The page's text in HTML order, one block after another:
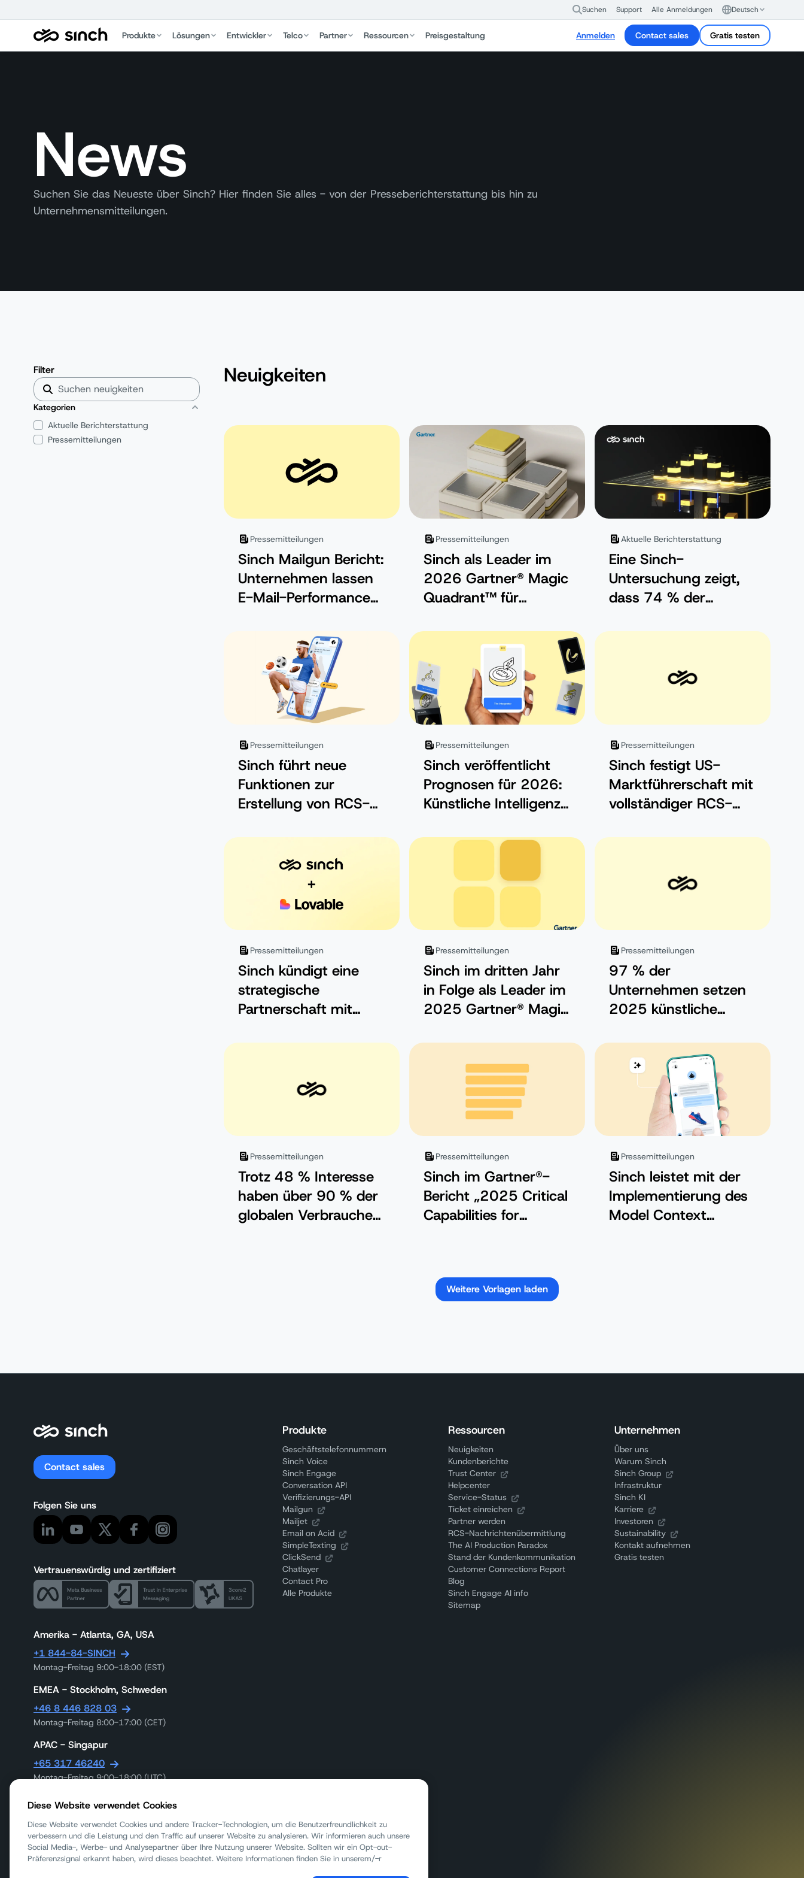
Suchen Support Alle Anmeldungen Deutsch
Produkte Lösungen Entwickler Telco Partner Ressourcen Preisgestaltung Anmelden Contact sales Gratis testen
News
Suchen Sie das Neueste über Sinch? Hier finden Sie alles - von der Presseberichterstattung bis hin zu
Unternehmensmitteilungen.
Filter
Kategorien
Aktuelle Berichterstattung
Pressemitteilungen
Neuigkeiten
Pressemitteilungen
Sinch Mailgun Bericht:
Unternehmen lassen
E-Mail-Performance
Pressemitteilungen
Sinch als Leader im
2026 Gartner® Magic
Quadrant™ für
orm als Service
ausgezeichnet
Aktuelle Berichterstattung
Eine Sinch-
Untersuchung zeigt,
dass 74 % der
Agenten mit
Pressemitteilungen
Sinch führt neue
Funktionen zur
Erstellung von RCS-
Sinch-Engage-
Plattform ein
Pressemitteilungen
Sinch veröffentlicht
Prognosen für 2026:
Künstliche Intelligenz
Unternehmen
Pressemitteilungen
Sinch festigt US-
Marktführerschaft mit
vollständiger RCS-
Stufe-1-Betreibern
Pressemitteilungen
Sinch kündigt eine
strategische
Partnerschaft mit
Kommunikation für
Anwendungen
Pressemitteilungen
Sinch im dritten Jahr
in Folge als Leader im
2025 Gartner® Magic
positioniert
Pressemitteilungen
97 % der
Unternehmen setzen
2025 künstliche
Kundenkommunikatio
n ein, aber sind die
Verbraucher bereit
Pressemitteilungen
Trotz 48 % Interesse
haben über 90 % der
globalen Verbraucher
Pressemitteilungen
Sinch im Gartner®-
Bericht „2025 Critical
Capabilities for
Pressemitteilungen
Sinch leistet mit der
Implementierung des
Model Context
Weitere Vorlagen laden
Contact sales
Folgen Sie uns
Vertrauenswürdig und zertifiziert
Amerika - Atlanta, GA, USA
+1 844-84-SINCH
Montag-Freitag 9:00-18:00 (EST)
EMEA - Stockholm, Schweden
+46 8 446 828 03
Montag-Freitag 8:00-17:00 (CET)
APAC - Singapur
+65 317 46240
Montag-Freitag 9:00-18:00 (UTC)
APAC - Melbourne, Australia
1300 558 441
Mon-Friday 9am-5:30pm AEST
Produkte
Geschäftstelefonnummern
Sinch Voice
Sinch Engage
Conversation API
Verifizierungs-API
Mailgun
Mailjet
Email on Acid
SimpleTexting
ClickSend
Chatlayer
Contact Pro
Alle Produkte
Ressourcen
Neuigkeiten
Kundenberichte
Trust Center
Helpcenter
Service-Status
Ticket einreichen
Partner werden
RCS-Nachrichtenübermittlung
The AI Production Paradox
Stand der Kundenkommunikation
Customer Connections Report
Blog
Sinch Engage AI info
Sitemap
Unternehmen
Über uns
Warum Sinch
Sinch Group
Infrastruktur
Sinch KI
Karriere
Investoren
Sustainability
Kontakt aufnehmen
Gratis testen
Diese Website verwendet Cookies
Diese Website verwendet Cookies und andere Tracker-Technologien, um die Benutzerfreundlichkeit zu
verbessern und die Leistung und den Traffic auf unserer Website zu analysieren. Wir informieren auch unsere
Social Media-, Werbe- und Analysepartner über Ihre Nutzung unserer Website. Sollten wir ein Opt-out-
Präferenzsignal erkannt haben, wird dieses beachtet. Weitere Informationen finden Sie in unserem/-r